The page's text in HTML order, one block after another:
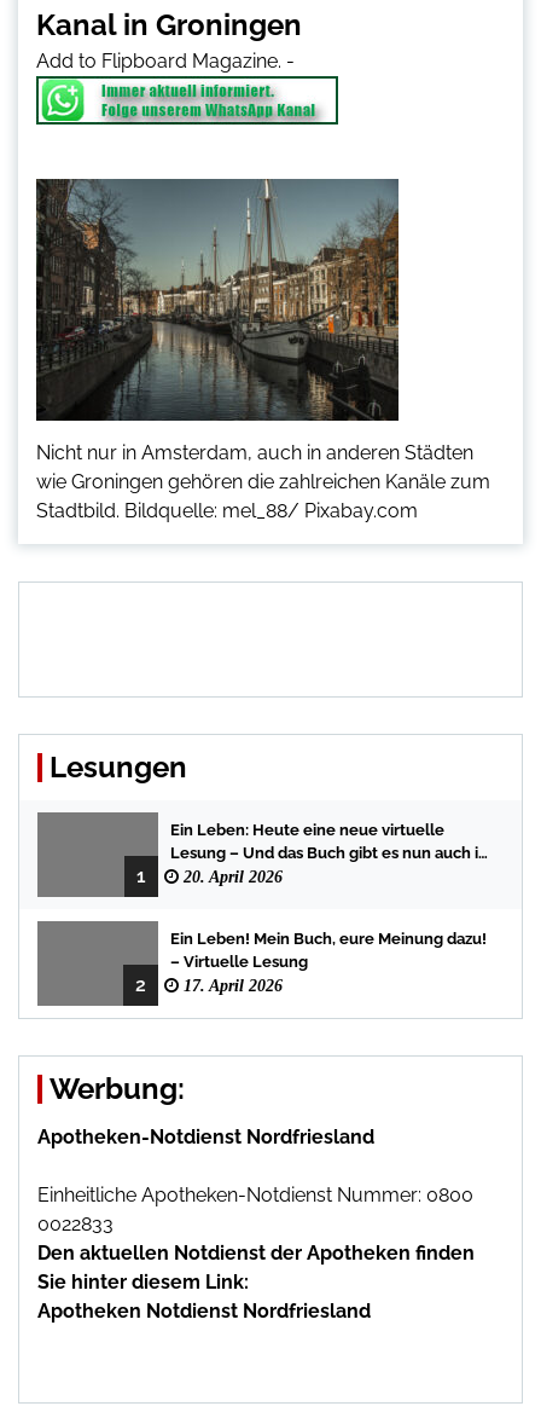
Kanal in Groningen
Add to Flipboard Magazine. -
Nicht nur in Amsterdam, auch in anderen Städten
wie Groningen gehören die zahlreichen Kanäle zum
Stadtbild. Bildquelle: mel_88/ Pixabay.com
Lesungen
1
Ein Leben: Heute eine neue virtuelle
Lesung – Und das Buch gibt es nun auch in
der Bredstedter Stadtbuchhandlung
20. April 2026
2
Ein Leben! Mein Buch, eure Meinung dazu!
– Virtuelle Lesung
17. April 2026
Werbung:
Apotheken-Notdienst Nordfriesland
Einheitliche Apotheken-Notdienst Nummer: 0800
0022833
Den aktuellen Notdienst der Apotheken finden
Sie hinter diesem Link:
Apotheken Notdienst Nordfriesland